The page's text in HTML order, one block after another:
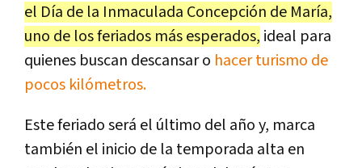
el Día de la Inmaculada Concepción de María,
uno de los feriados más esperados, ideal para
quienes buscan descansar o hacer turismo de
pocos kilómetros.
Este feriado será el último del año y, marca
también el inicio de la temporada alta en